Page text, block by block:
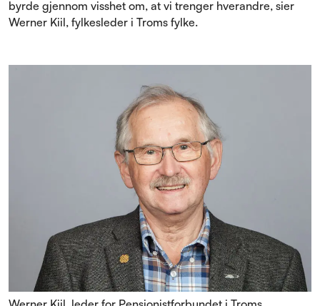
byrde gjennom visshet om, at vi trenger hverandre, sier
Werner Kiil, fylkesleder i Troms fylke.